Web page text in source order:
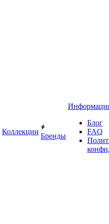
Коллекции
Бренды
Блог
FAQ